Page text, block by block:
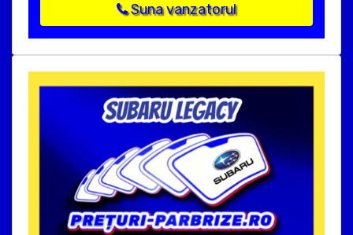
Suna vanzatorul